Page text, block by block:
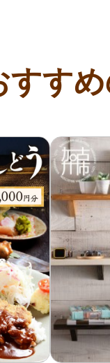
礎知識
特集
とは
すす